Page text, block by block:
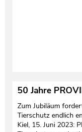
50 Jahre
Zum Jubiläum
Tierschutz endlich
Kiel, 15. Juni 2023: